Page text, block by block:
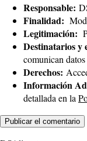
Responsable:
Finalidad:
Legitimación:
Destinatarios y
comunican
Derechos:
Información
detallada en la